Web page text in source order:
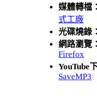
媒體轉檔
式工廠
光碟燒錄
網路瀏覽
Firefox
YouTube
SaveMP3